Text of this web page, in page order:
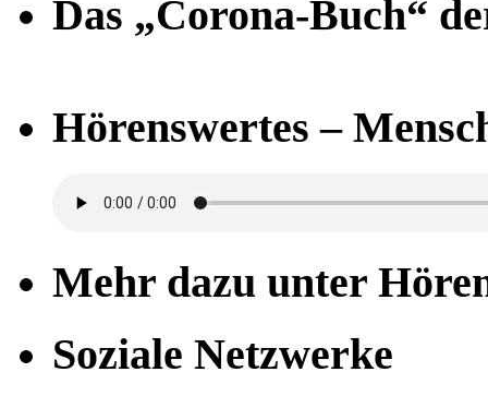
Das „Corona-Buch“
Hörenswertes –
Mehr dazu unter
Soziale Netzwerke